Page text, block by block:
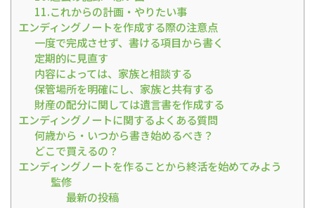
11.これからの計画・やりたい事
エンディングノートを作成する際の注意点
一度で完成させず、書ける項目から書く
定期的に見直す
内容によっては、家族と相談する
保管場所を明確にし、家族と共有する
財産の配分に関しては遺言書を作成する
エンディングノートに関するよくある質問
何歳から・いつから書き始めるべき？
どこで買えるの？
エンディングノートを作ることから終活を始めてみよう
監修
最新の投稿